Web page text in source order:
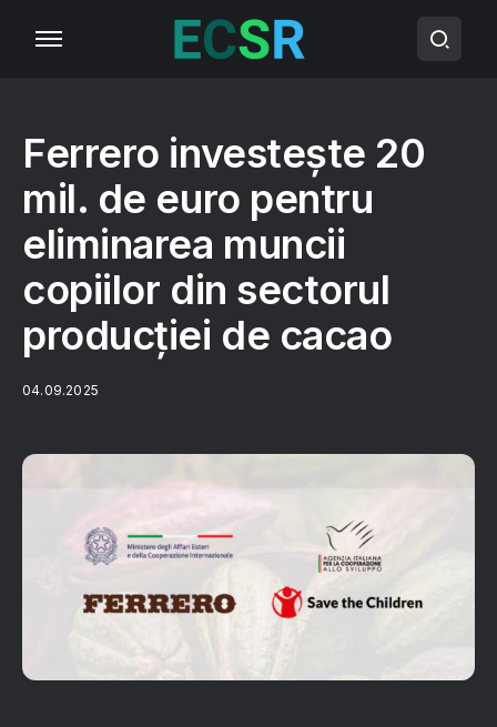
Ferrero investește 20
mil. de euro pentru
eliminarea muncii
copiilor din sectorul
producției de cacao
04.09.2025